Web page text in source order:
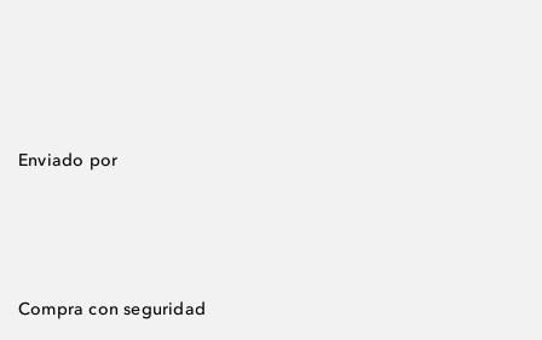
Enviado por
Compra con seguridad